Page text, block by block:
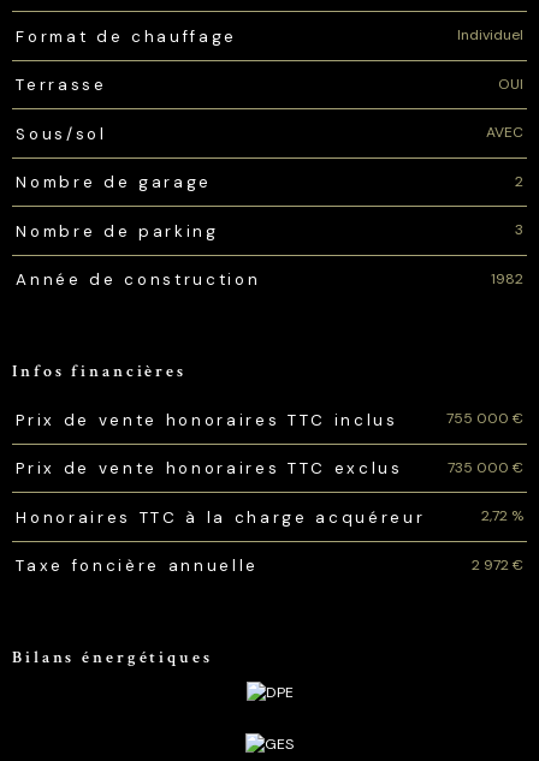
Format de chauffage Individuel
Terrasse OUI
Sous/sol AVEC
Nombre de garage 2
Nombre de parking 3
Année de construction 1982
Infos financières
Caractéristiques Valeurs
Prix de vente honoraires TTC inclus 755 000 €
Prix de vente honoraires TTC exclus 735 000 €
Honoraires TTC à la charge acquéreur 2,72 %
Taxe foncière annuelle 2 972 €
Bilans énergétiques